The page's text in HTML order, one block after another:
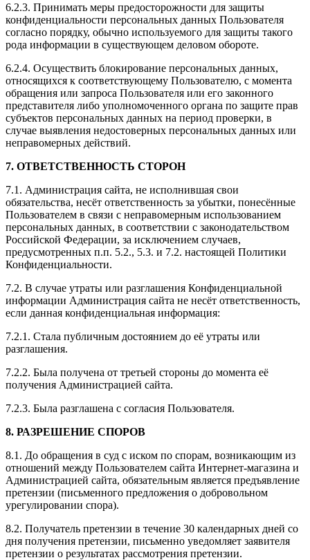
6.2.3. Принимать меры предосторожности для защиты
конфиденциальности персональных данных Пользователя
согласно порядку, обычно используемого для защиты такого
рода информации в существующем деловом обороте.
6.2.4. Осуществить блокирование персональных данных,
относящихся к соответствующему Пользователю, с момента
обращения или запроса Пользователя или его законного
представителя либо уполномоченного органа по защите прав
субъектов персональных данных на период проверки, в
случае выявления недостоверных персональных данных или
неправомерных действий.
7. ОТВЕТСТВЕННОСТЬ СТОРОН
7.1. Администрация сайта, не исполнившая свои
обязательства, несёт ответственность за убытки, понесённые
Пользователем в связи с неправомерным использованием
персональных данных, в соответствии с законодательством
Российской Федерации, за исключением случаев,
предусмотренных п.п. 5.2., 5.3. и 7.2. настоящей Политики
Конфиденциальности.
7.2. В случае утраты или разглашения Конфиденциальной
информации Администрация сайта не несёт ответственность,
если данная конфиденциальная информация:
7.2.1. Стала публичным достоянием до её утраты или
разглашения.
7.2.2. Была получена от третьей стороны до момента её
получения Администрацией сайта.
7.2.3. Была разглашена с согласия Пользователя.
8. РАЗРЕШЕНИЕ СПОРОВ
8.1. До обращения в суд с иском по спорам, возникающим из
отношений между Пользователем сайта Интернет-магазина и
Администрацией сайта, обязательным является предъявление
претензии (письменного предложения о добровольном
урегулировании спора).
8.2. Получатель претензии в течение 30 календарных дней со
дня получения претензии, письменно уведомляет заявителя
претензии о результатах рассмотрения претензии.